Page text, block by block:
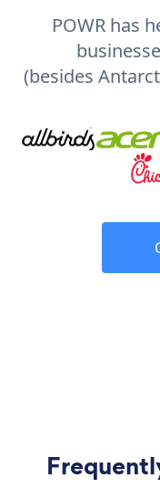
POWR has
(besides